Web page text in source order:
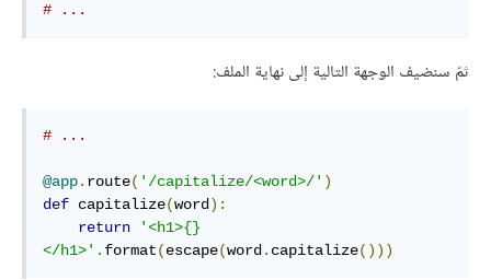
# ...
ثمّ سنضيف الوجهة التالية إلى نهاية الملف:
# ...
@app. route( '/capitalize/<word>/' )
def capitalize(word):
return
'<h1>{}
</h1>' . format(escape(word. capitalize()))